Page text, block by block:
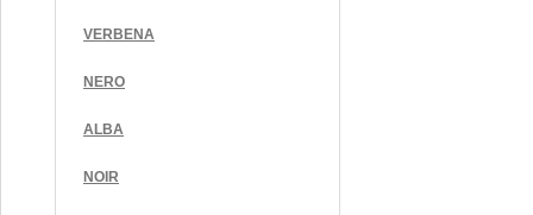
VERBENA
NERO
ALBA
NOIR